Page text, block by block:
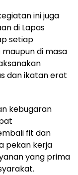
ini juga
di Lapas
setiap
di masa
dan ikatan erat
kebugaran
fit dan
pekan kerja
yang prima